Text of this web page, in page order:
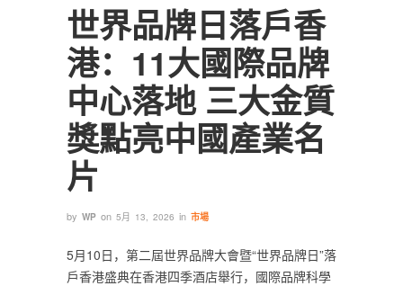
世界品牌日落戶香
港：11大國際品牌
中心落地 三大金質
獎點亮中國產業名
片
by WP on 5月 13, 2026 in 市場
5月10日，第二屆世界品牌大會暨“世界品牌日”落
戶香港盛典在香港四季酒店舉行，國際品牌科學